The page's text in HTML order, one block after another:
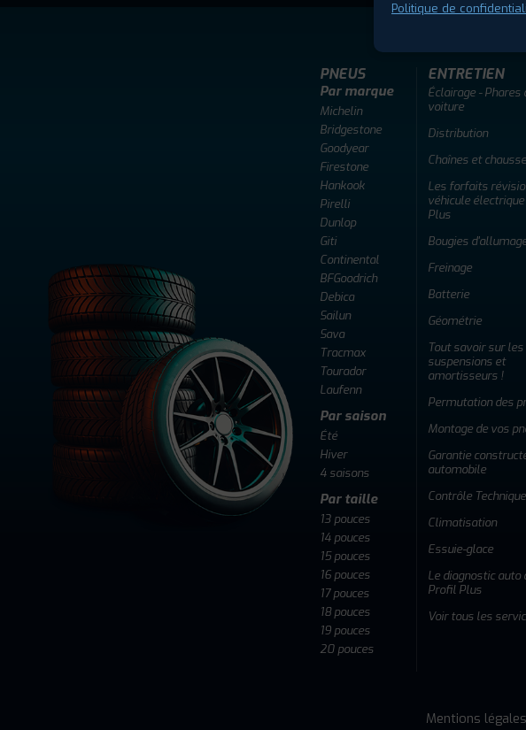
PNEUS
Par marque
Michelin
Bridgestone
Goodyear
Firestone
Hankook
Pirelli
Dunlop
Giti
Continental
BFGoodrich
Debica
Sailun
Sava
Tracmax
Tourador
Laufenn
Par saison
Été
Hiver
4 saisons
Par taille
13 pouces
14 pouces
15 pouces
16 pouces
17 pouces
18 pouces
19 pouces
20 pouces
ENTRETIEN
Éclairage - Phares
voiture
Distribution
Chaînes et
Les forfaits
véhicule
Plus
Bougies
Freinage
Batterie
Géométrie
Tout savoir sur les
suspensions et
amortisseurs !
Permutation des
Montage de vos
Garantie
automobile
Contrôle Technique
Climatisation
Essuie-glace
Le diagnostic auto
Profil Plus
Voir tous les
Mentions légales
Politique de